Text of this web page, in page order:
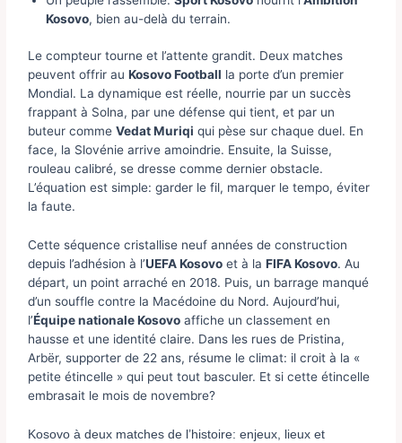
Kosovo, bien au-delà du terrain.
Le compteur tourne et l’attente grandit. Deux matches
peuvent offrir auKosovo Football la porte d’un premier
Mondial. La dynamique est réelle, nourrie par un succès
frappant à Solna, par une défense qui tient, et par un
buteur commeVedat Muriqi qui pèse sur chaque duel. En
face, la Slovénie arrive amoindrie. Ensuite, la Suisse,
rouleau calibré, se dresse comme dernier obstacle.
L’équation est simple: garder le fil, marquer le tempo, éviter
la faute.
Cette séquence cristallise neuf années de construction
depuis l’adhésion à l’UEFA Kosovo et à laFIFA Kosovo. Au
départ, un point arraché en 2018. Puis, un barrage manqué
d’un souffle contre la Macédoine du Nord. Aujourd’hui,
l’Équipe nationale Kosovo affiche un classement en
hausse et une identité claire. Dans les rues de Pristina,
Arbër, supporter de 22 ans, résume le climat: il croit à la «
petite étincelle » qui peut tout basculer. Et si cette étincelle
embrasait le mois de novembre?
Kosovo à deux matches de l’histoire: enjeux, lieux et